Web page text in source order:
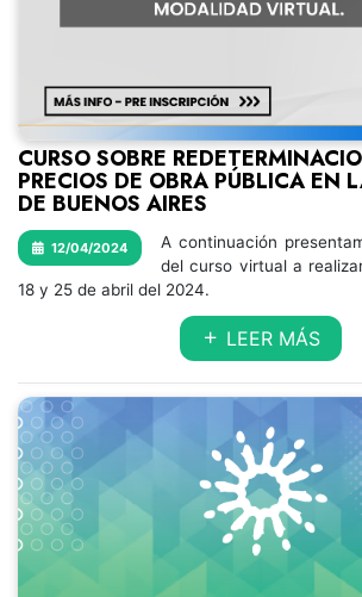
CURSO SOBRE
PRECIOS DE OBRA PÚBLICA EN
DE BUENOS AIRES
12/04/2024
A continuación
del curso virtual a
18 y 25 de abril del 2024.
LEER MÁS